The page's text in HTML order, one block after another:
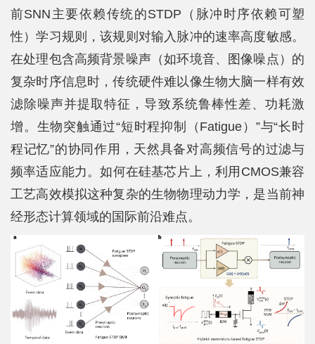
党
建
思
人
才
培
平
地
前SNN主要依赖传统的STDP（脉冲时序依赖可塑
性）学习规则，该规则对输入脉冲的速率高度敏感。
在处理包含高频背景噪声（如环境音、图像噪点）的
复杂时序信息时，传统硬件难以像生物大脑一样有效
滤除噪声并提取特征，导致系统鲁棒性差、功耗激
增。生物突触通过“短时程抑制（Fatigue）”与“长时
程记忆”的协同作用，天然具备对高频信号的过滤与
频率适应能力。如何在硅基芯片上，利用CMOS兼容
工艺高效模拟这种复杂的生物物理动力学，是当前神
经形态计算领域的国际前沿难点。